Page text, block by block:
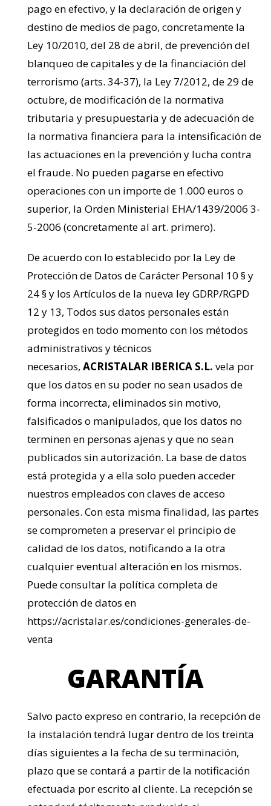
pago en efectivo, y la declaración de origen y
destino de medios de pago, concretamente la
Ley 10/2010, del 28 de abril, de prevención del
blanqueo de capitales y de la financiación del
terrorismo (arts. 34-37), la Ley 7/2012, de 29 de
octubre, de modificación de la normativa
tributaria y presupuestaria y de adecuación de
la normativa financiera para la intensificación de
las actuaciones en la prevención y lucha contra
el fraude. No pueden pagarse en efectivo
operaciones con un importe de 1.000 euros o
superior, la Orden Ministerial EHA/1439/2006 3-
5-2006 (concretamente al art. primero).
De acuerdo con lo establecido por la Ley de
Protección de Datos de Carácter Personal 10 § y
24 § y los Artículos de la nueva ley GDRP/RGPD
12 y 13, Todos sus datos personales están
protegidos en todo momento con los métodos
administrativos y técnicos
necesarios, ACRISTALAR IBERICA S.L. vela por
que los datos en su poder no sean usados de
forma incorrecta, eliminados sin motivo,
falsificados o manipulados, que los datos no
terminen en personas ajenas y que no sean
publicados sin autorización. La base de datos
está protegida y a ella solo pueden acceder
nuestros empleados con claves de acceso
personales. Con esta misma finalidad, las partes
se comprometen a preservar el principio de
calidad de los datos, notificando a la otra
cualquier eventual alteración en los mismos.
Puede consultar la política completa de
protección de datos en
https://acristalar.es/condiciones-generales-de-
venta
GARANTÍA
Salvo pacto expreso en contrario, la recepción de
la instalación tendrá lugar dentro de los treinta
días siguientes a la fecha de su terminación,
plazo que se contará a partir de la notificación
efectuada por escrito al cliente. La recepción se